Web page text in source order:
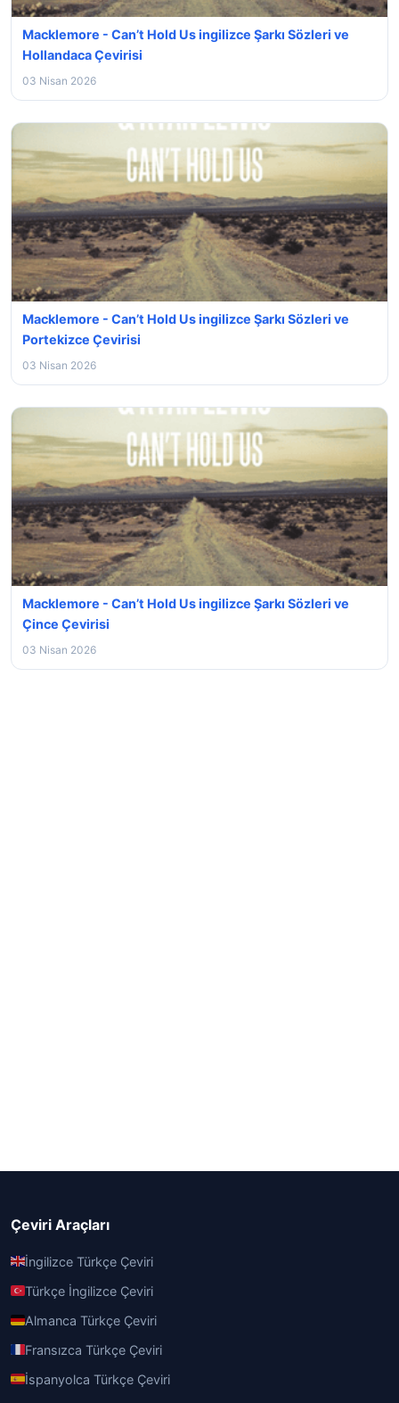
Macklemore - Can’t Hold Us ingilizce Şarkı Sözleri ve
Hollandaca Çevirisi
03 Nisan 2026
Macklemore - Can’t Hold Us ingilizce Şarkı Sözleri ve
Portekizce Çevirisi
03 Nisan 2026
Macklemore - Can’t Hold Us ingilizce Şarkı Sözleri ve
Çince Çevirisi
03 Nisan 2026
Çeviri Araçları
İngilizce Türkçe Çeviri
Türkçe İngilizce Çeviri
Almanca Türkçe Çeviri
Fransızca Türkçe Çeviri
İspanyolca Türkçe Çeviri